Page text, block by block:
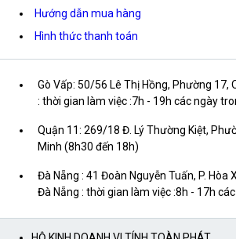
Hướng dẫn mua hàng
Hình thức thanh toán
Gò Vấp: 50/56 Lê Thị Hồng, Phường 17,
: thời gian làm việc :7h - 19h các ngày
Quận 11: 269/18 Đ. Lý Thường Kiệt,
Minh (8h30 đến 18h)
Đà Nẵng : 41 Đoàn Nguyễn Tuấn, P. Hòa
Đà Nẵng : thời gian làm việc :8h - 17h